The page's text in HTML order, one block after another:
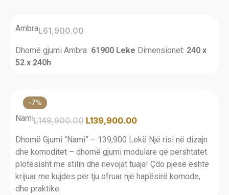
AmbraL61,900.00
Dhomë gjumi Ambra 61900 Leke Dimensionet: 240 x
52 x 240h
-7%
NamiL149,900.00 L139,900.00
Dhomë Gjumi “Nami” – 139,900 Lekë Një risi në dizajn
dhe komoditet – dhomë gjumi modulare që përshtatet
plotësisht me stilin dhe nevojat tuaja! Çdo pjesë është
krijuar me kujdes për tju ofruar një hapësirë komode,
dhe praktike.